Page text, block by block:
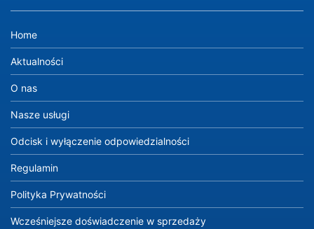
Home
Aktualności
O nas
Nasze usługi
Odcisk i wyłączenie odpowiedzialności
Regulamin
Polityka Prywatności
Wcześniejsze doświadczenie w sprzedaży